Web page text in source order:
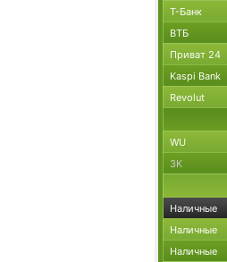
Т-Банк
ВТБ
Приват 24
Kaspi Bank
Revolut
WU
ЗК
Наличные
Наличные
Наличные